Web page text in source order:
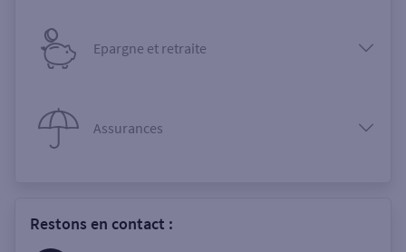
Epargne et retraite
Assurances
Restons en contact :